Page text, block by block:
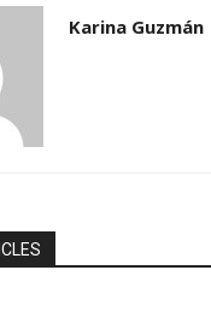
Karina Guzmán